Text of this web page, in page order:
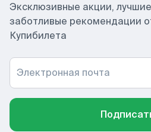
Эксклюзивные акции,
заботливые рекомендации
Купибилета
Электронная почта